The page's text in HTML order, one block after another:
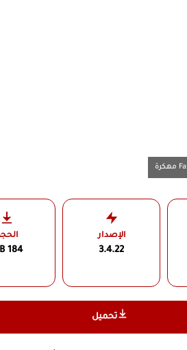
الإصدار
3.4.22
184 MB
تحميل